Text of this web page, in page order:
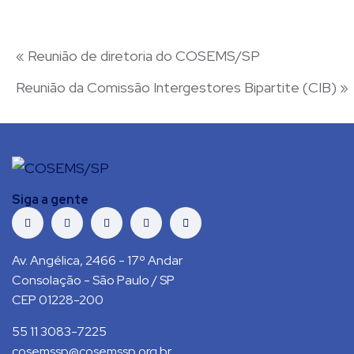
« Reunião de diretoria do COSEMS/SP
Reunião da Comissão Intergestores Bipartite (CIB) »
Siga a gente
Av. Angélica, 2466 - 17º Andar
Consolação - São Paulo / SP
CEP 01228-200
55 11 3083-7225